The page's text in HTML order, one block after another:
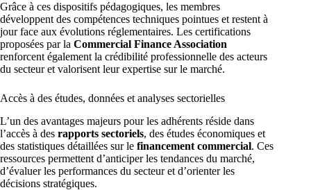
Grâce à ces dispositifs pédagogiques, les membres
développent des compétences techniques pointues et restent à
jour face aux évolutions réglementaires. Les certifications
proposées par la Commercial Finance Association
renforcent également la crédibilité professionnelle des acteurs
du secteur et valorisent leur expertise sur le marché.
Accès à des études, données et analyses sectorielles
L’un des avantages majeurs pour les adhérents réside dans
l’accès à des rapports sectoriels, des études économiques et
des statistiques détaillées sur le financement commercial. Ces
ressources permettent d’anticiper les tendances du marché,
d’évaluer les performances du secteur et d’orienter les
décisions stratégiques.